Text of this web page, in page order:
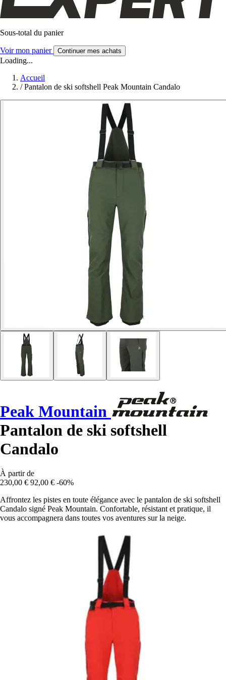
Sous-total du panier
Voir mon panier Continuer mes achats
Loading...
Accueil
/ Pantalon de ski softshell Peak Mountain Candalo
Peak Mountain
Pantalon de ski softshell
Candalo
À partir de
230,00 € 92,00 € -60%
Affrontez les pistes en toute élégance avec le pantalon de ski softshell
Candalo signé Peak Mountain. Confortable, résistant et pratique, il
vous accompagnera dans toutes vos aventures sur la neige.